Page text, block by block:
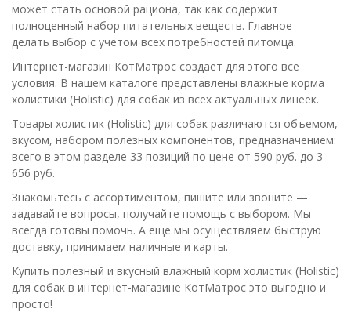
может стать основой рациона, так как содержит
полноценный набор питательных веществ. Главное —
делать выбор с учетом всех потребностей питомца.
Интернет-магазин КотМатрос создает для этого все
условия. В нашем каталоге представлены влажные корма
холистики (Holistic) для собак из всех актуальных линеек.
Товары холистик (Holistic) для собак различаются объемом,
вкусом, набором полезных компонентов, предназначением:
всего в этом разделе 33 позиций по цене от 590 руб. до 3
656 руб.
Знакомьтесь с ассортиментом, пишите или звоните —
задавайте вопросы, получайте помощь с выбором. Мы
всегда готовы помочь. А еще мы осуществляем быструю
доставку, принимаем наличные и карты.
Купить полезный и вкусный влажный корм холистик (Holistic)
для собак в интернет-магазине КотМатрос это выгодно и
просто!